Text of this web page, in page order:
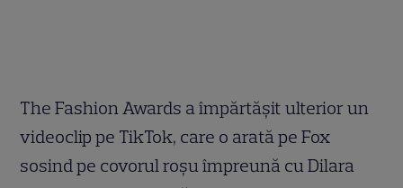
The Fashion Awards a împărtășit ulterior un
videoclip pe TikTok, care o arată pe Fox
sosind pe covorul roșu împreună cu Dilara